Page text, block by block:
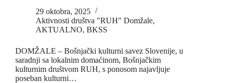
29 oktobra, 2025
Aktivnosti društva "RUH" Domžale,
AKTUALNO, BKSS
DOMŽALE – Bošnjački kulturni savez Slovenije, u
saradnji sa lokalnim domaćinom, Bošnjačkim
kulturnim društvom RUH, s ponosom najavljuje
poseban kulturni…